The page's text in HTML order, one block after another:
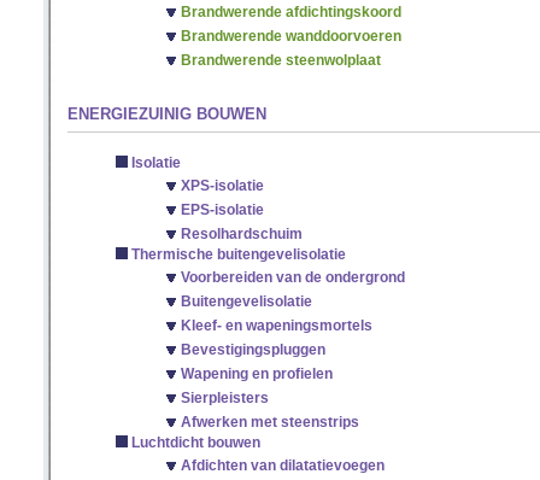
Brandwerende afdichtingskoord
Brandwerende wanddoorvoeren
Brandwerende steenwolplaat
ENERGIEZUINIG BOUWEN
Isolatie
XPS-isolatie
EPS-isolatie
Resolhardschuim
Thermische buitengevelisolatie
Voorbereiden van de ondergrond
Buitengevelisolatie
Kleef- en wapeningsmortels
Bevestigingspluggen
Wapening en profielen
Sierpleisters
Afwerken met steenstrips
Luchtdicht bouwen
Afdichten van dilatatievoegen